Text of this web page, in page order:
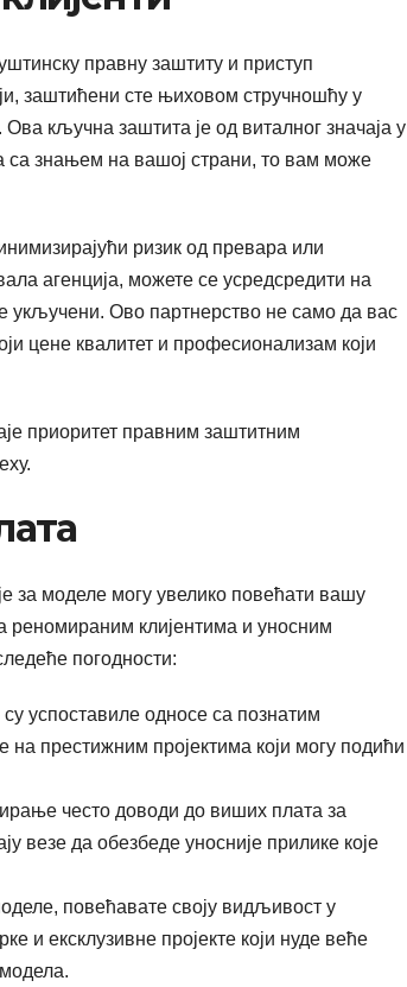
правну заштиту и приступ
заштићени сте њиховом стручношћу у
кључна заштита је од виталног значаја у
са знањем на вашој страни, то вам може
ризик од превара или
агенција, можете се усредсредити на
укључени. Ово партнерство не само да вас
цене квалитет и професионализам који
приоритет правним заштитним
за моделе могу увелико повећати вашу
реномираним клијентима и уносним
погодности:
успоставиле односе са познатим
престижним пројектима који могу подићи
често доводи до виших плата за
везе да обезбеде уносније прилике које
повећавате своју видљивост у
и ексклузивне пројекте који нуде веће